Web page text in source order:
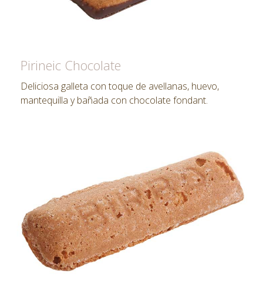
Pirineic Chocolate
Deliciosa galleta con toque de avellanas, huevo,
mantequilla y bañada con chocolate fondant.